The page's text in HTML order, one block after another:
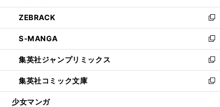
開
く
ウ
で
開
く
ン
ド
ウ
で
開
く
ウ
ィ
ン
ド
ウ
で
開
く
し
い
ウ
ィ
ン
ド
ウ
で
開
ZEBRACK
新
し
い
ウ
ィ
ン
ド
ウ
S-MANGA
新
し
い
ウ
ィ
ン
集英社ジャンプリミックス
新
し
い
ウ
集英社コミック文庫
新
し
少女マンガ